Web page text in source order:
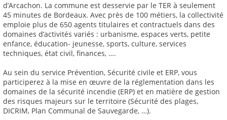
d’Arcachon. La commune est desservie par le TER à seulement
45 minutes de Bordeaux. Avec près de 100 métiers, la collectivité
emploie plus de 650 agents titulaires et contractuels dans des
domaines d’activités variés : urbanisme, espaces verts, petite
enfance, éducation- jeunesse, sports, culture, services
techniques, état civil, finances, ….
Au sein du service Prévention, Sécurité civile et ERP, vous
participerez à la mise en œuvre de la réglementation dans les
domaines de la sécurité incendie (ERP) et en matière de gestion
des risques majeurs sur le territoire (Sécurité des plages,
DICRIM, Plan Communal de Sauvegarde, …).